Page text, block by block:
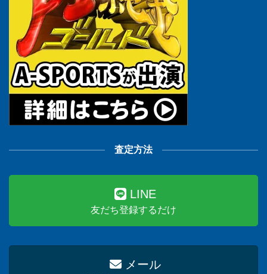
査定方法
LINE
友だち登録するだけ
メール